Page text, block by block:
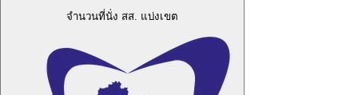
จำนวนที่นั่ง สส. แบ่งเขต